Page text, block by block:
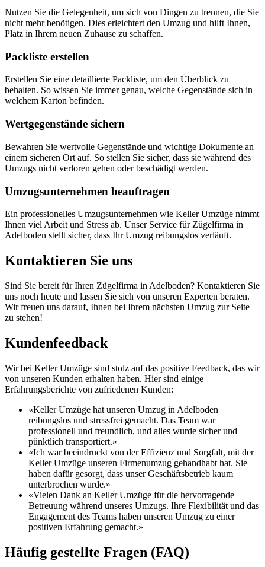
Nutzen Sie die Gelegenheit, um sich von Dingen zu trennen, die Sie
nicht mehr benötigen. Dies erleichtert den Umzug und hilft Ihnen,
Platz in Ihrem neuen Zuhause zu schaffen.
Packliste erstellen
Erstellen Sie eine detaillierte Packliste, um den Überblick zu
behalten. So wissen Sie immer genau, welche Gegenstände sich in
welchem Karton befinden.
Wertgegenstände sichern
Bewahren Sie wertvolle Gegenstände und wichtige Dokumente an
einem sicheren Ort auf. So stellen Sie sicher, dass sie während des
Umzugs nicht verloren gehen oder beschädigt werden.
Umzugsunternehmen beauftragen
Ein professionelles Umzugsunternehmen wie Keller Umzüge nimmt
Ihnen viel Arbeit und Stress ab. Unser Service für Zügelfirma in
Adelboden stellt sicher, dass Ihr Umzug reibungslos verläuft.
Kontaktieren Sie uns
Sind Sie bereit für Ihren Zügelfirma in Adelboden? Kontaktieren Sie
uns noch heute und lassen Sie sich von unseren Experten beraten.
Wir freuen uns darauf, Ihnen bei Ihrem nächsten Umzug zur Seite
zu stehen!
Kundenfeedback
Wir bei Keller Umzüge sind stolz auf das positive Feedback, das wir
von unseren Kunden erhalten haben. Hier sind einige
Erfahrungsberichte von zufriedenen Kunden:
«Keller Umzüge hat unseren Umzug in Adelboden
reibungslos und stressfrei gemacht. Das Team war
professionell und freundlich, und alles wurde sicher und
pünktlich transportiert.»
«Ich war beeindruckt von der Effizienz und Sorgfalt, mit der
Keller Umzüge unseren Firmenumzug gehandhabt hat. Sie
haben dafür gesorgt, dass unser Geschäftsbetrieb kaum
unterbrochen wurde.»
«Vielen Dank an Keller Umzüge für die hervorragende
Betreuung während unseres Umzugs. Ihre Flexibilität und das
Engagement des Teams haben unseren Umzug zu einer
positiven Erfahrung gemacht.»
Häufig gestellte Fragen (FAQ)